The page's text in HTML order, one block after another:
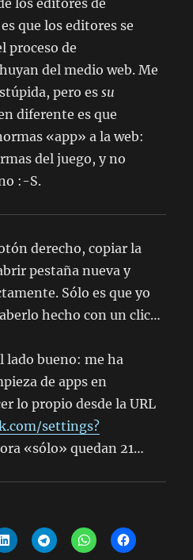
que los editores se
proceso de
del medio web. Me
pero essu
diferente es que
«app» a la web:
del juego, y no
:-S.
derecho, copiar la
pestaña nueva y
Sólo es que yo
hecho con un clic…
lado bueno: me ha
de apps en
lo propio desde la URL
settings?
«sólo» quedan 21…